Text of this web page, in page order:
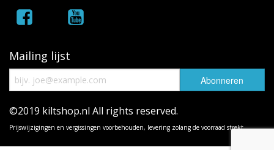
Mailing lijst
©2019 kiltshop.nl All rights reserved.
Prijswijzigingen en vergissingen voorbehouden, levering zolang de voorraad strekt.